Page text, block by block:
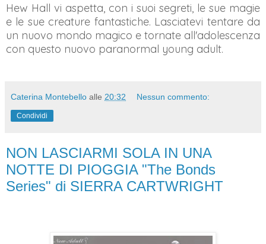
Hew Hall vi aspetta, con i suoi segreti, le sue magie
e le sue creature fantastiche. Lasciatevi tentare da
un nuovo mondo magico e tornate all'adolescenza
con questo nuovo paranormal young adult.
Caterina Montebello alle 20:32 Nessun commento:
Condividi
NON LASCIARMI SOLA IN UNA
NOTTE DI PIOGGIA "The Bonds
Series" di SIERRA CARTWRIGHT